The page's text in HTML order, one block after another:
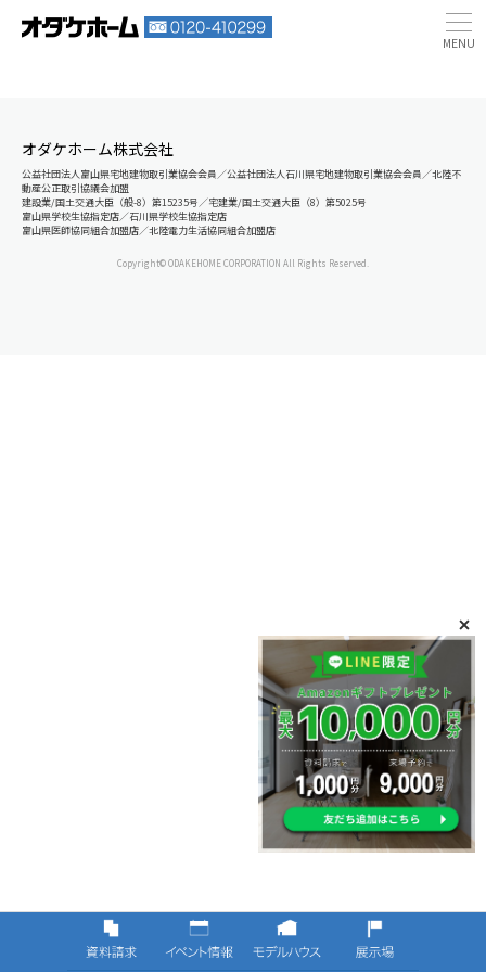
オダケホーム株式会社
公益社団法人富山県宅地建物取引業協会会員／公益社団法人石川県宅地建物取引業協会会員／北陸不
動産公正取引協議会加盟
建設業/国土交通大臣（般-8）第15235号／宅建業/国土交通大臣（8）第5025号
富山県学校生協指定店／石川県学校生協指定店
富山県医師協同組合加盟店／北陸電力生活協同組合加盟店
Copyright© ODAKEHOME CORPORATION All Rights Reserved.